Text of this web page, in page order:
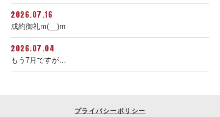
2026.07.16
成約御礼m(__)m
2026.07.04
もう7月ですが…
プライバシーポリシー